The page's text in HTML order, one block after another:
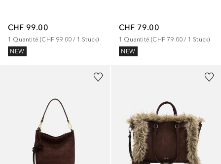
CHF 99.00
1 Quantité (CHF 99.00 / 1 Stück)
NEW
CHF 79.00
1 Quantité (CHF 79.00 / 1 Stück)
NEW